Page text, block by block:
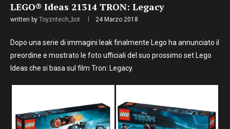
LEGO® Ideas 21314 TRON: Legacy
written by Toyzntech_bot 24 Marzo 2018
Dopo una serie di immagini leak finalmente Lego ha annunciato il
preordine e mostrato le foto ufficiali del suo prossimo set Lego
Ideas che si basa sul film Tron: Legacy.